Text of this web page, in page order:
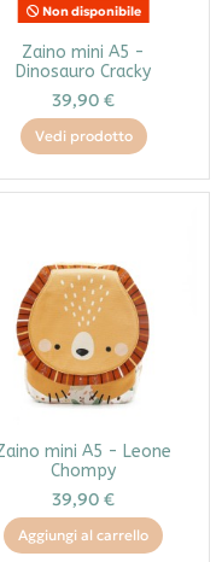
Non disponibile
Zaino mini A5 -
Dinosauro Cracky
39,90 €
Vedi prodotto
mini A5 - Leone
Chompy
39,90 €
Aggiungi al carrello